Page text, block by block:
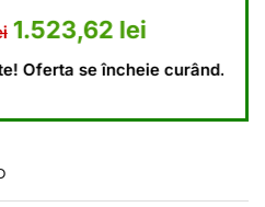
a fost: 1.711,62 lei.
leiPrețul curent este:
încheie curând.